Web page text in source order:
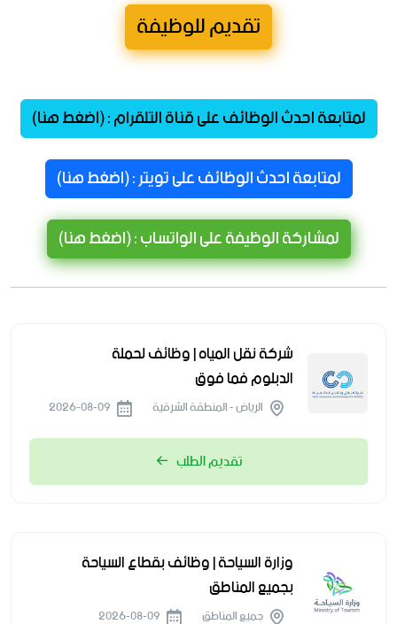
تقديم للوظيفة
لمتابعة احدث الوظائف على قناة التلقرام : (اضغط هنا)
لمتابعة احدث الوظائف على تويتر : (اضغط هنا)
لمشاركة الوظيفة على الواتساب : (اضغط هنا)
شركة نقل المياه | وظائف لحملة
الدبلوم فما فوق
الرياض - المنطقة الشرقية
تقديم الطلب
وزارة السياحة | وظائف بقطاع السياحة
بجميع المناطق
جميع المناطق